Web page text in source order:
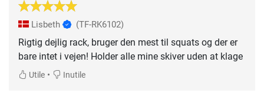
Lisbeth (TF-RK6102)
Rigtig dejlig rack, bruger den mest til squats og der er
bare intet i vejen! Holder alle mine skiver uden at klage
Utile • Inutile